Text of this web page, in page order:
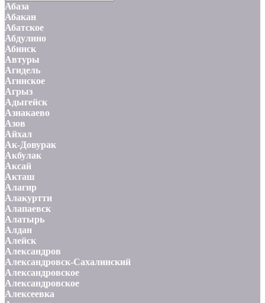
Абаза
Абакан
Абатское
Абдулино
Абинск
Автуры
Агидель
Агинское
Агрыз
Адыгейск
Азнакаево
Азов
Айхал
Ак-Довурак
Акбулак
Аксай
Акташ
Алагир
Алакуртти
Алапаевск
Алатырь
Алдан
Алейск
Александров
Александровск-Сахалинский
Александровское
Александровское
Алексеевка